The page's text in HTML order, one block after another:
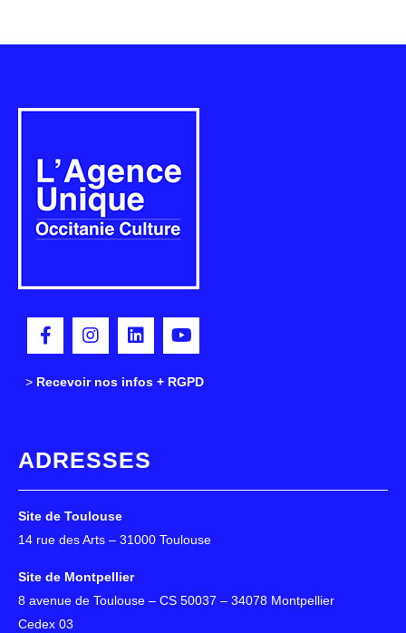
> Recevoir nos infos + RGPD
ADRESSES
Site de Toulouse
14 rue des Arts – 31000 Toulouse
Site de Montpellier
8 avenue de Toulouse – CS 50037 – 34078 Montpellier
Cedex 03